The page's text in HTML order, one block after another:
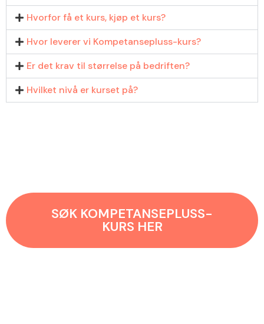
Hvorfor få et kurs, kjøp et kurs?
Hvor leverer vi Kompetansepluss-kurs?
Er det krav til størrelse på bedriften?
Hvilket nivå er kurset på?
SØK KOMPETANSEPLUSS-
KURS HER